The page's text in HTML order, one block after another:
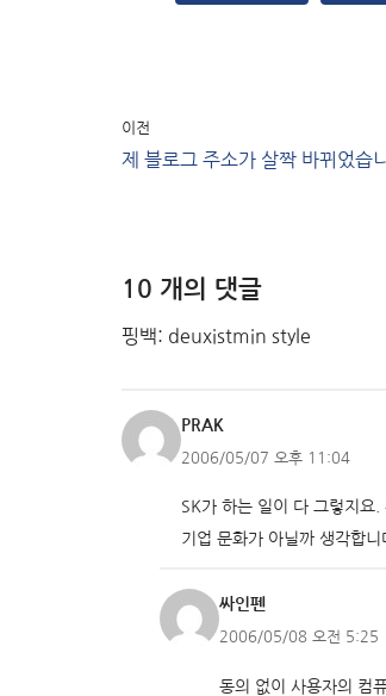
이전
제 블로그 주소가 살짝 바뀌었습
10 개의 댓글
핑백: deuxistmin style
PRAK
2006/05/07 오후 11:04
SK가 하는 일이 다 그렇지요.
기업 문화가 아닐까 생각합니
싸인펜
2006/05/08 오전 5:25
동의 없이 사용자의 컴